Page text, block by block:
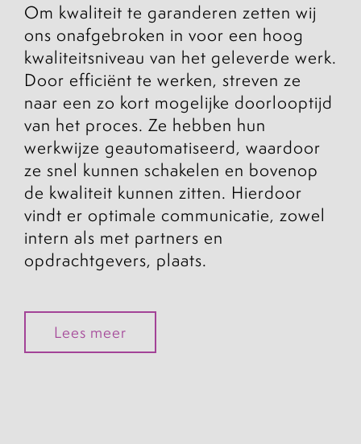
Om kwaliteit te garanderen zetten wij
ons onafgebroken in voor een hoog
kwaliteitsniveau van het geleverde werk.
Door efficiënt te werken, streven ze
naar een zo kort mogelijke doorlooptijd
van het proces. Ze hebben hun
werkwijze geautomatiseerd, waardoor
ze snel kunnen schakelen en bovenop
de kwaliteit kunnen zitten. Hierdoor
vindt er optimale communicatie, zowel
intern als met partners en
opdrachtgevers, plaats.
Lees meer